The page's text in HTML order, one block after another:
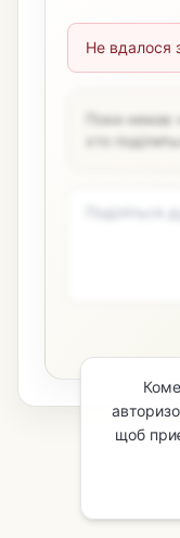
Не вдалося
Поки
хто
щоб